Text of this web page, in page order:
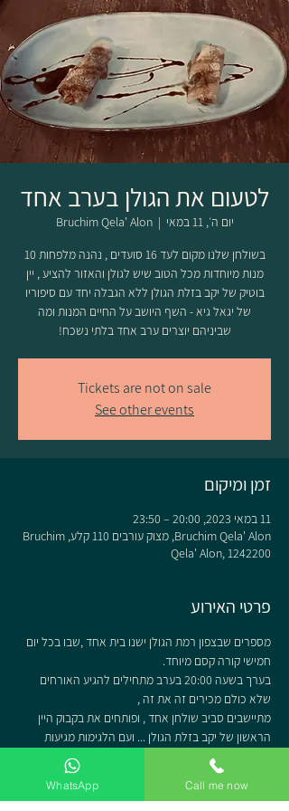
לטעום את הגולן בערב אחד
יום ה׳, 11 במאי
  |
Bruchim Qela' Alon
בשולחן שלנו מקום לעד 16 סועדים , נהנה מלפחות 10
מנות מיוחדות מכל הטוב שיש לגולן והאזור להציע , יין
בוטיק של יקב בזלת הגולן ללא הגבלה יחד עם סיפוריו
של יגאל גיא - השף היושב על החיים המנות ומה
שביניהם יוצרים ערב אחד בלתי נשכח!
Tickets are not on sale
See other events
זמן ומיקום
11 במאי 2023, 20:00 – 23:50
Bruchim Qela' Alon, מצוק עורבים 110 קלע, Bruchim
Qela' Alon, 1242200
פרטי האירוע
מספרים שבצפון רמת הגולן ישנו בית אחד ,שבו בכל יום
חמישי קורה קסם מיוחד.
בערך בשעה 20:00 בערב מתחילים להגיע האורחים
שלא כולם מכירים זה את זה ,
מתיישבים סביב שולחן אחד , ופותחים את בקבוק היין
הראשון של יקב בזלת הגולן ... ועם הלגימות מגיעות
השיחות והנה כבר כלם מכירים .
אט אט השף היושב וליאת מכינים ומגישים את עשרת
המנות המפתיעות והטעימות יחד עם סיפוריו של השף
WhatsApp Call me now